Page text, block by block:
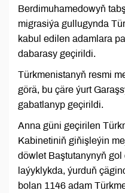
Berdimuhamedowyň
migrasiýa gullugynda
kabul edilen adamlara
dabarasy geçirildi.
Türkmenistanyň resmi
görä, bu çäre ýurt
gabatlanyp geçirildi.
Anna güni geçirilen
Kabinetiniň giňişleýin
döwlet Baştutanynyň gol
laýyklykda, ýurduň
bolan 1146 adam